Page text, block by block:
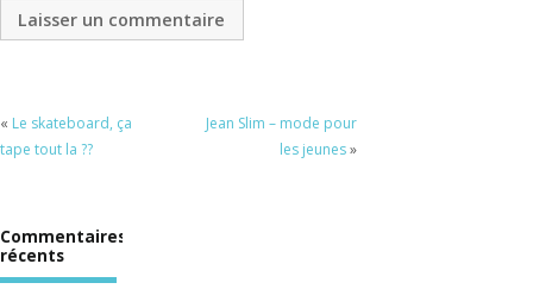
« Le skateboard, ça
tape tout la ??
Jean Slim – mode pour
les jeunes»
Commentaires
récents